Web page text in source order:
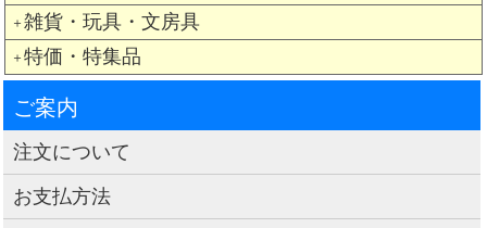
＋ 雑貨・玩具・文房具
＋ 特価・特集品
ご案内
注文について
お支払方法